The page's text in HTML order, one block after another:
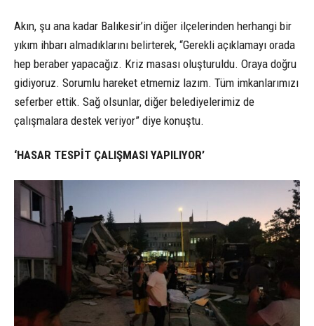
Akın, şu ana kadar Balıkesir’in diğer ilçelerinden herhangi bir
yıkım ihbarı almadıklarını belirterek, “Gerekli açıklamayı orada
hep beraber yapacağız. Kriz masası oluşturuldu. Oraya doğru
gidiyoruz. Sorumlu hareket etmemiz lazım. Tüm imkanlarımızı
seferber ettik. Sağ olsunlar, diğer belediyelerimiz de
çalışmalara destek veriyor” diye konuştu.
‘HASAR TESPİT ÇALIŞMASI YAPILIYOR’